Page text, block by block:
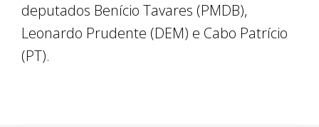
deputados Benício Tavares (PMDB),
Leonardo Prudente (DEM) e Cabo Patrício
(PT).